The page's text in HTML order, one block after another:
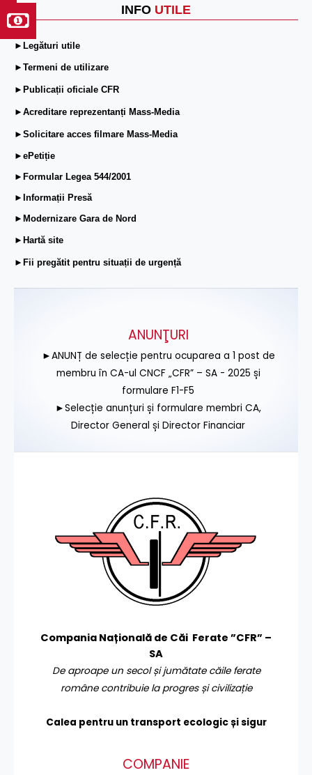
INFO UTILE
►Legături utile
►Termeni de utilizare
►Publicații oficiale CFR
►Acreditare reprezentanți Mass-Media
►Solicitare acces filmare Mass-Media
►ePetiție
►Formular Legea 544/2001
►Informații Presă
►Modernizare Gara de Nord
►Hartă site
►Fii pregătit pentru situații de urgență
ANUNŢURI
►ANUNȚ de selecție pentru ocuparea a 1 post de
membru în CA-ul CNCF „CFR” – SA - 2025 și
formulare F1-F5
►Selecție anunțuri și formulare membri CA,
Director General și Director Financiar
Compania Națională de Căi Ferate ”CFR” –
SA
De aproape un secol și jumătate căile ferate
române contribuie la progres și civilizație
Calea pentru un transport ecologic și sigur
COMPANIE